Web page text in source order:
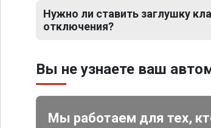
Нужно ли ставить заглушку
отключения?
Вы не узнаете ваш
Мы работаем для тех,